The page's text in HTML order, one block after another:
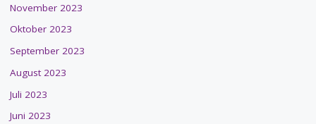
November 2023
Oktober 2023
September 2023
August 2023
Juli 2023
Juni 2023